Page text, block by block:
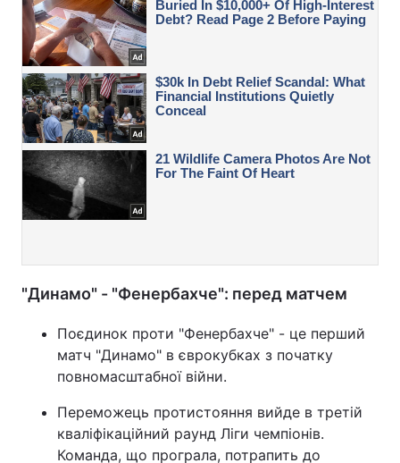
"Динамо" - "Фенербахче": перед матчем
Поєдинок проти "Фенербахче" - це перший
матч "Динамо" в єврокубках з початку
повномасштабної війни.
Переможець протистояння вийде в третій
кваліфікаційний раунд Ліги чемпіонів.
Команда, що програла, потрапить до